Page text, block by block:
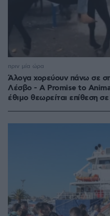
Άλογα χορεύουν πάνω σε
Λέσβο - A Promise to
έθιμο θεωρείται επίθεση
πριν μία ώρα